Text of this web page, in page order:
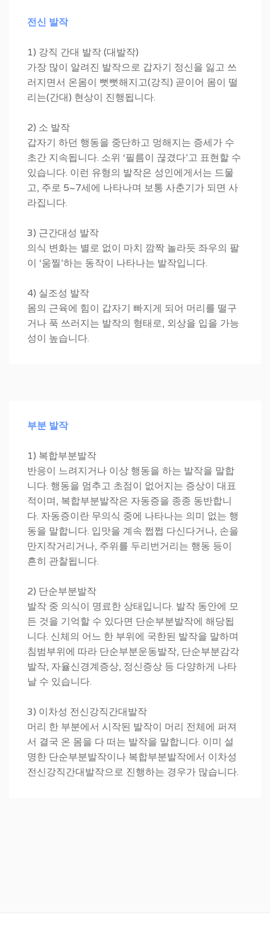
전신 발작
1) 강직 간대 발작 (대발작)
가장 많이 알려진 발작으로 갑자기 정신을 잃고 쓰
러지면서 온몸이 뻣뻣해지고(강직) 곧이어 몸이 떨
리는(간대) 현상이 진행됩니다.
2) 소 발작
갑자기 하던 행동을 중단하고 멍해지는 증세가 수
초간 지속됩니다. 소위 ‘필름이 끊겼다’고 표현할 수
있습니다. 이런 유형의 발작은 성인에게서는 드물
고, 주로 5~7세에 나타나며 보통 사춘기가 되면 사
라집니다.
3) 근간대성 발작
의식 변화는 별로 없이 마치 깜짝 놀라듯 좌우의 팔
이 ‘움찔’하는 동작이 나타나는 발작입니다.
4) 실조성 발작
몸의 근육에 힘이 갑자기 빠지게 되어 머리를 떨구
거나 푹 쓰러지는 발작의 형태로, 외상을 입을 가능
성이 높습니다.
부분 발작
1) 복합부분발작
반응이 느려지거나 이상 행동을 하는 발작을 말합
니다. 행동을 멈추고 초점이 없어지는 증상이 대표
적이며, 복합부분발작은 자동증을 종종 동반합니
다. 자동증이란 무의식 중에 나타나는 의미 없는 행
동을 말합니다. 입맛을 계속 쩝쩝 다신다거나, 손을
만지작거리거나, 주위를 두리번거리는 행동 등이
흔히 관찰됩니다.
2) 단순부분발작
발작 중 의식이 명료한 상태입니다. 발작 동안에 모
든 것을 기억할 수 있다면 단순부분발작에 해당됩
니다. 신체의 어느 한 부위에 국한된 발작을 말하며
침범부위에 따라 단순부분운동발작, 단순부분감각
발작, 자율신경계증상, 정신증상 등 다양하게 나타
날 수 있습니다.
3) 이차성 전신강직간대발작
머리 한 부분에서 시작된 발작이 머리 전체에 퍼져
서 결국 온 몸을 다 떠는 발작을 말합니다. 이미 설
명한 단순부분발작이나 복합부분발작에서 이차성
전신강직간대발작으로 진행하는 경우가 많습니다.